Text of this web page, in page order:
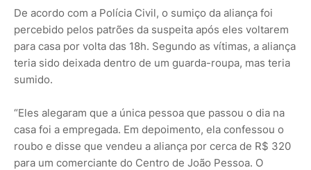
De acordo com a Polícia Civil, o sumiço da aliança foi
percebido pelos patrões da suspeita após eles voltarem
para casa por volta das 18h. Segundo as vítimas, a aliança
teria sido deixada dentro de um guarda-roupa, mas teria
sumido.
“Eles alegaram que a única pessoa que passou o dia na
casa foi a empregada. Em depoimento, ela confessou o
roubo e disse que vendeu a aliança por cerca de R$ 320
para um comerciante do Centro de João Pessoa. O